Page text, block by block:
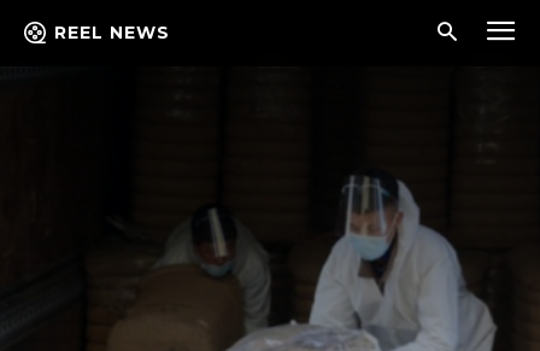
REEL NEWS